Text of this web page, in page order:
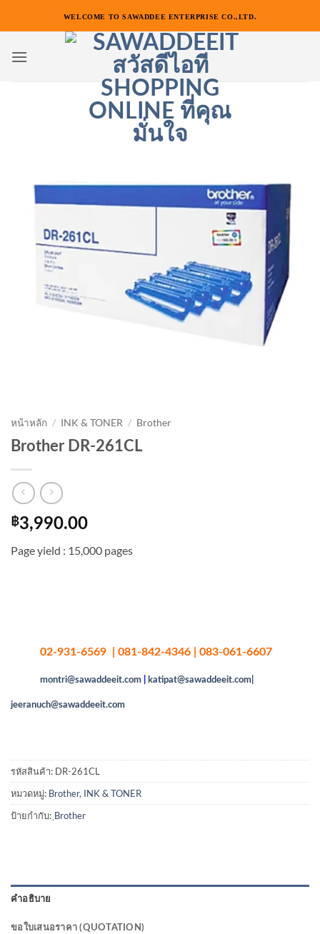
เนื้อหา
WELCOME TO SAWADDEE ENTERPRISE CO.,LTD.
หน้าหลัก / INK & TONER / Brother
Brother DR-261CL
฿3,990.00
Page yield : 15,000 pages
02-931-6569 | 081-842-4346 | 083-061-6607
montri@sawaddeeit.com katipat@sawaddeeit.com|
jeeranuch@sawaddeeit.com
รหัสสินค้า: DR-261CL
หมวดหมู่: Brother, INK & TONER
ป้ายกำกับ: ฺBrother
คำอธิบาย
ขอใบเสนอราคา (QUOTATION)